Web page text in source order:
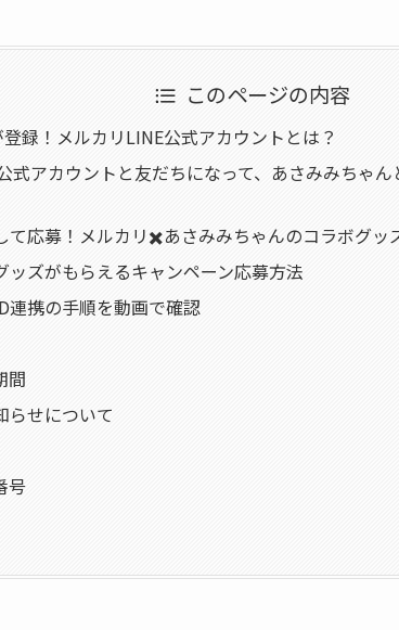
このページの内容
録！メルカリLINE公式アカウントとは？
式アカウントと友だちになって、あさみみちゃ
て応募！メルカリ✖️あさみみちゃんのコラボグッ
ッズがもらえるキャンペーン応募方法
連携の手順を動画で確認
間
らせについて
号